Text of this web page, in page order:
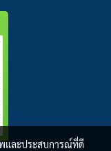
และประสบการณ์ที่ดี